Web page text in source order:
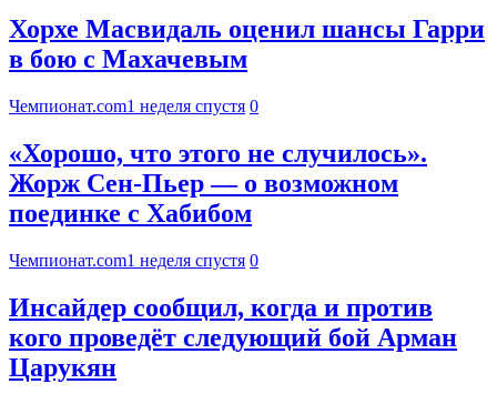
Хорхе Масвидаль оценил шансы Гарри
в бою с Махачевым
Чемпионат.com1 неделя спустя 0
«Хорошо, что этого не случилось».
Жорж Сен-Пьер — о возможном
поединке с Хабибом
Чемпионат.com1 неделя спустя 0
Инсайдер сообщил, когда и против
кого проведёт следующий бой Арман
Царукян